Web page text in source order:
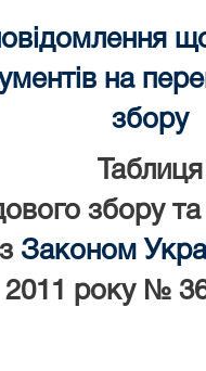
на
збору
Таблиця
збору
Законом
року №